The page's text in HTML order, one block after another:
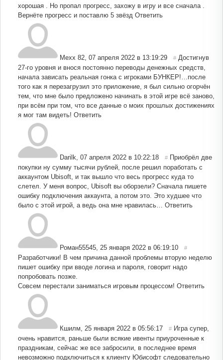
хорошая . Но пропал прогресс, захожу в игру и все сначала .
Вернёте прогресс и поставлю 5 звёзд Ответить
Mexx 82 07 апреля 2022 в 13:19:29 # Достигнув
27-го уровня и внося постоянно переводы денежных средств,
начала зависать реальная гонка с игроками БУНКЕР!…после
того как я перезагрузил это приложение, я был сильно огорчён
тем, что мне было предложено начинать в этой игре всё заново,
при всём при том, что все данные о моих прошлых достижениях
я мог там видеть! Ответить
Darilk 07 апреля 2022 в 10:22:18 # Приобрёл две
покупки ну сумму тысячи рублей, после решил поработать с
аккаунтом Ubisoft, и так вышло что весь прогресс куда то
слетел. У меня вопрос, Ubisoft вы оборзели? Сначала пишете
ошибку подключения аккаунта, а потом это. Это худшее что
было с этой игрой, а ведь она мне нравилась…
Ответить
Роман55545 25 января 2022 в 06:19:10 #
Разработчики! В чем причина данной проблемы вторую неделю
пишет ошибку при вводе логина и пароля, говорит надо
попробовать позже.
Совсем перестали заниматься игровым процессом! Ответить
Кшилм 25 января 2022 в 05:56:17 # Игра супер,
очень нравится, раньше были всякие ивенты приуроченные к
праздникам, сейчас же все забросили, в последнее время
невозможно подключиться к клиенту Юбисофт следовательно